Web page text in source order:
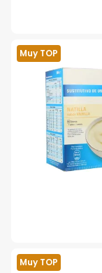
Muy TOP
Muy TOP